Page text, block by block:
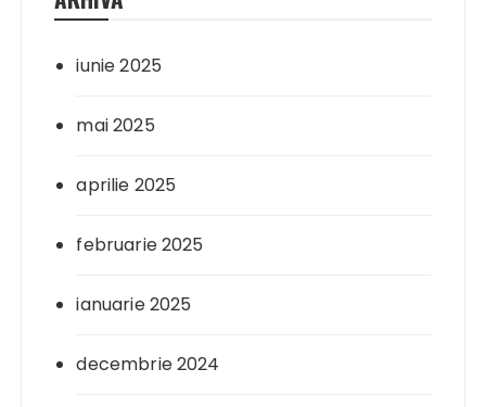
iunie 2025
mai 2025
aprilie 2025
februarie 2025
ianuarie 2025
decembrie 2024